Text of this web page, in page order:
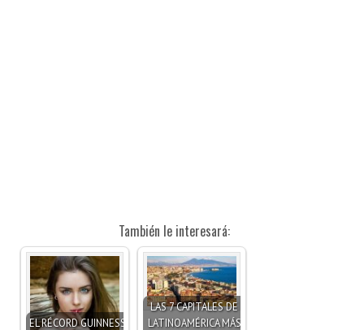
También le interesará:
EL RÉCORD GUINNESS
LAS 7 CAPITALES DE
LATINOAMÉRICA MÁS